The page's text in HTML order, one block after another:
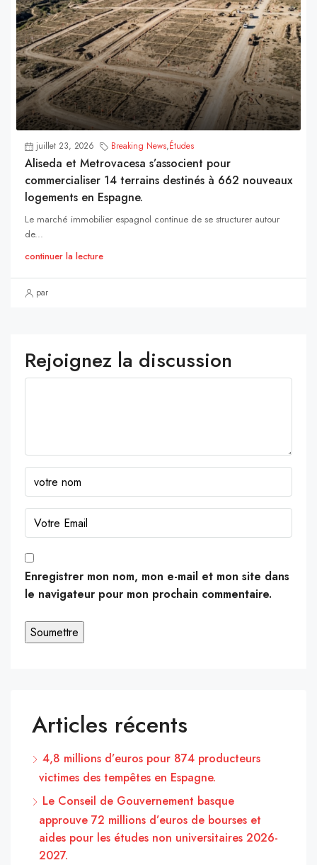
juillet 23, 2026 Breaking News,Études
Aliseda et Metrovacesa s’associent pour
commercialiser 14 terrains destinés à 662 nouveaux
logements en Espagne.
Le marché immobilier espagnol continue de se structurer autour
de...
continuer la lecture
par
Rejoignez la discussion
Enregistrer mon nom, mon e-mail et mon site dans
le navigateur pour mon prochain commentaire.
Articles récents
4,8 millions d’euros pour 874 producteurs
victimes des tempêtes en Espagne.
Le Conseil de Gouvernement basque
approuve 72 millions d’euros de bourses et
aides pour les études non universitaires 2026-
2027.